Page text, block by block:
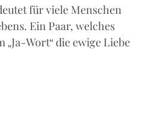
für viele Menschen
Ein Paar, welches
„Ja-Wort“ die ewige Liebe